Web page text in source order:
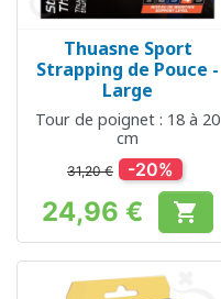
Thuasne Sport
Strapping de Pouce -
Large
Tour de poignet : 18 à 20
cm
31,20 € -20%
Prix
24,96 € 